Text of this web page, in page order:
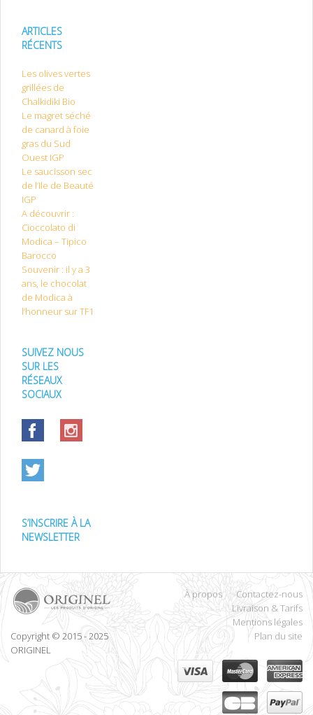
ARTICLES
RÉCENTS
Les olives vertes
grillées de
Chalkidiki Bio
Le magret séché
de canard à foie
gras du Sud
Ouest IGP
Le saucisson sec
de l’Ile de Beauté
IGP
A découvrir :
Cioccolato di
Modica – Tipico
Barocco
Souvenir : il y a 3
ans, le chocolat
de Modica à
l’honneur sur TF1
SUIVEZ NOUS
SUR LES
RÉSEAUX
SOCIAUX
S’INSCRIRE À LA
NEWSLETTER
Copyright © 2015 - 2025
ORIGINEL
À propos
Contactez-nous
Livraison & Tarifs
Mentions légales
Plan du site